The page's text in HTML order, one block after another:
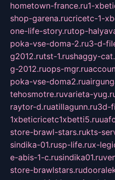
hometown-france.ru1-
shop-garena.rucricetc-1-
one-life-story.rutop-
poka-vse-doma-2.ru3-d-
g2012.rutst-1.rushaggy-
g-2012.ruops-mgr.ru
poka-vse-doma2.ru
tehosmotre.ruvarieta-
raytor-d.ruatillagunn.ru3d-
1xbeticricetc1xbetti5.ru
store-brawl-stars.rukts-
sindika-01.rusp-life.rux-
e-abis-1-c.rusindika01.ru
store-brawlstars.ru